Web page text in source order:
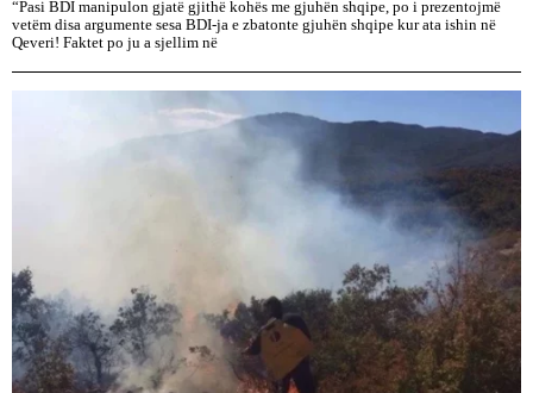
“Pasi BDI manipulon gjatë gjithë kohës me gjuhën shqipe, po i prezentojmë
vetëm disa argumente sesa BDI-ja e zbatonte gjuhën shqipe kur ata ishin në
Qeveri! Faktet po ju a sjellim në